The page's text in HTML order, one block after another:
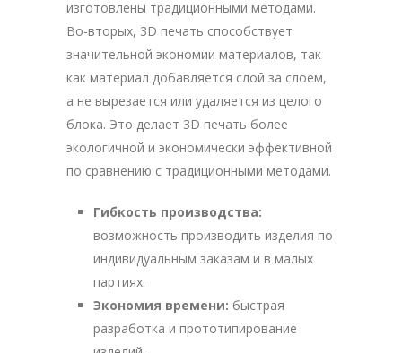
изготовлены традиционными методами.
Во-вторых, 3D печать способствует
значительной экономии материалов, так
как материал добавляется слой за слоем,
а не вырезается или удаляется из целого
блока. Это делает 3D печать более
экологичной и экономически эффективной
по сравнению с традиционными методами.
Гибкость производства:
возможность производить изделия по
индивидуальным заказам и в малых
партиях.
Экономия времени: быстрая
разработка и прототипирование